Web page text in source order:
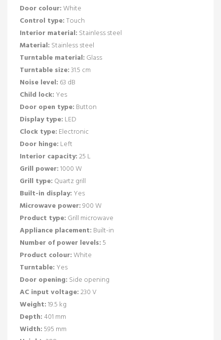
Door colour:White
Control type:Touch
Interior material: Stainless steel
Material: Stainless steel
Turntable material: Glass
Turntable size:31.5 cm
Noise level: 63 dB
Child lock: Yes
Door open type: Button
Display type: LED
Clock type: Electronic
Door hinge: Left
Interior capacity:25 L
Grill power:1000 W
Grill type: Quartz grill
Built-in display: Yes
Microwave power:900 W
Product type: Grill microwave
Appliance placement: Built-in
Number of power levels:5
Product colour:White
Turntable: Yes
Door opening: Side opening
AC input voltage:230 V
Weight:19.5 kg
Depth: 401 mm
Width:595 mm